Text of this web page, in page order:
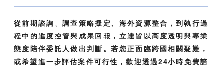
從前期諮詢、調查策略擬定、海外資源整合，到執行過
程中的進度控管與成果回報，立達皆以高度透明與專業
態度陪伴委託人做出判斷。若您正面臨跨國相關疑難，
或希望進一步評估案件可行性，歡迎透過24小時免費諮